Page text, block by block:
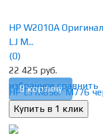
избранное сравнить
HP W2010A
LJ M...
(0)
22 425 руб.
В корзину